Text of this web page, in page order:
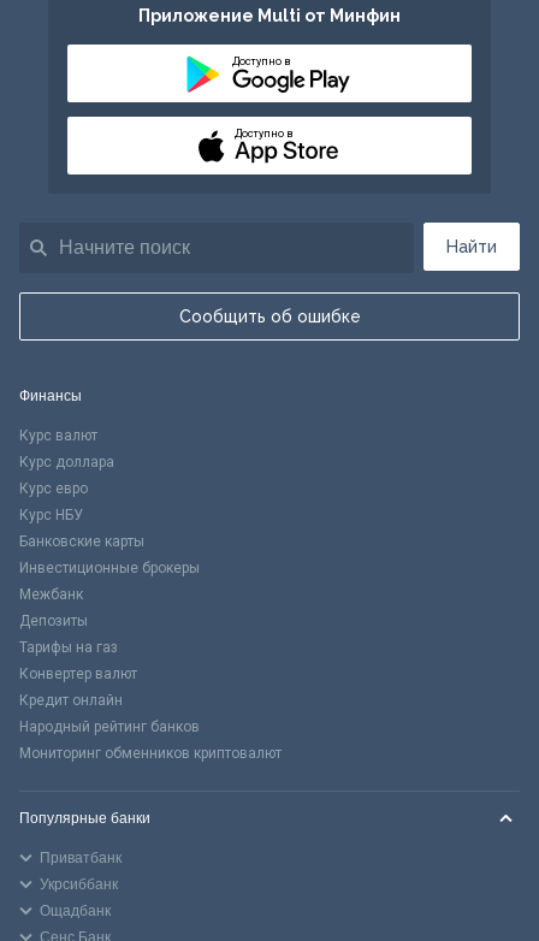
Найти
Сообщить об ошибке
Приложение Multi от Минфин
Доступно в
Доступно в
Финансы
Курс валют
Курс доллара
Курс евро
Курс НБУ
Банковские карты
Инвестиционные брокеры
Межбанк
Депозиты
Тарифы на газ
Конвертер валют
Кредит онлайн
Народный рейтинг банков
Мониторинг обменников криптовалют
Популярные банки
Приватбанк
Укрсиббанк
Ощадбанк
Сенс Банк